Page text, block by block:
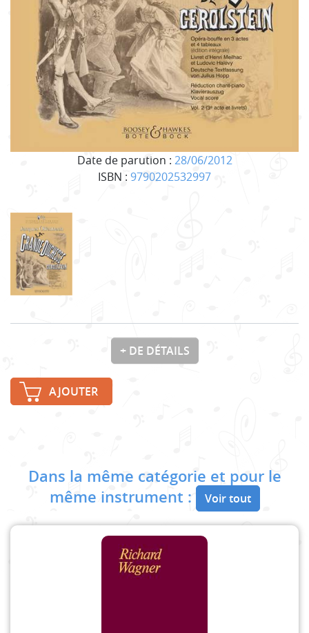
Date de parution : 28/06/2012
ISBN : 9790202532997
+ DE DÉTAILS
AJOUTER
Dans la même catégorie et pour le
même instrument :
Voir tout